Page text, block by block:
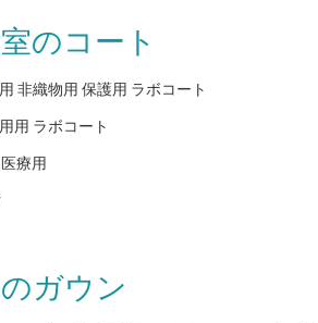
のコート
非織物用 保護用 ラボコート
用 ラボコート
療用
ガウン